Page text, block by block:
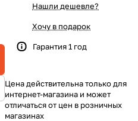
Нашли дешевле?
Хочу в подарок
Гарантия 1 год
Цена действительна только для
интернет-магазина и может
отличаться от цен в розничных
магазинах